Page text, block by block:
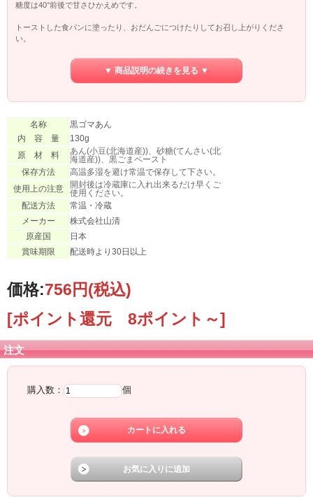
糖度は40°前後で甘さひかえめです。
トーストした食パンに塗ったり、おだんごにつけたりしてお召し上がりくださ
い。
瓶のふたはセーフティボタン付きです。
中央部がへこんでいれば、密封が保持されています。
▼ 商品説明の続きを見る ▼
名称
黒ゴマあん
内 容 量
130g
原 材 料
あん(小豆(北海道産))、砂糖(てんさい(北
海道産))、黒ごまペースト
保存方法
高温多湿を避け常温で保存して下さい。
使用上の注意
開封後は冷蔵庫に入れ出来るだけ早くご
使用ください。
配送方法
常温・冷蔵
メーカー
株式会社山清
原産国
日本
賞味期限
配送時より30日以上
価格:756円(税込)
[ポイント還元 8ポイント～]
注文
購入数： 個